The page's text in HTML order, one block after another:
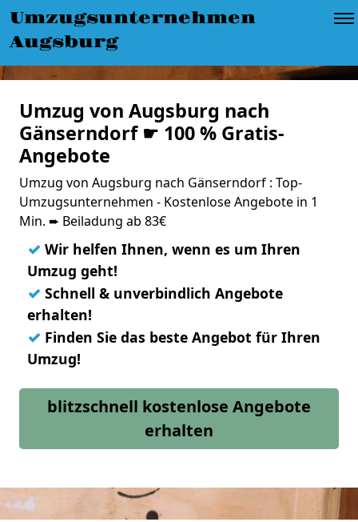
Umzugsunternehmen
Augsburg
Umzug von Augsburg nach
Gänserndorf ☛ 100 % Gratis-
Angebote
Umzug von Augsburg nach Gänserndorf : Top-
Umzugsunternehmen - Kostenlose Angebote in 1
Min. ➨ Beiladung ab 83€
✓ Wir helfen Ihnen, wenn es um Ihren
Umzug geht!
✓ Schnell & unverbindlich Angebote
erhalten!
✓ Finden Sie das beste Angebot für Ihren
Umzug!
blitzschnell kostenlose Angebote
erhalten